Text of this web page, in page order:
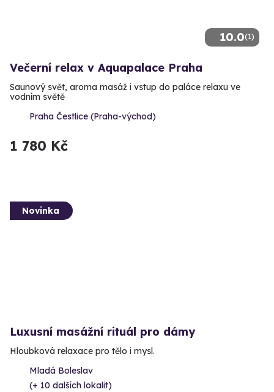
10.0(1)
Večerní relax v Aquapalace Praha
Saunový svět, aroma masáž i vstup do paláce relaxu ve
vodním světě
Praha Čestlice (Praha-východ)
1 780 Kč
Novinka
Luxusní masážní rituál pro dámy
Hloubková relaxace pro tělo i mysl.
Mladá Boleslav
(+ 10 dalších lokalit)